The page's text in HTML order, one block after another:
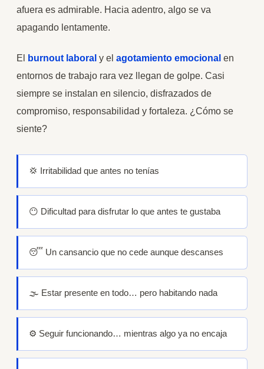
afuera es admirable. Hacia adentro, algo se va
apagando lentamente.
El burnout laboral y el agotamiento emocional en
entornos de trabajo rara vez llegan de golpe. Casi
siempre se instalan en silencio, disfrazados de
compromiso, responsabilidad y fortaleza. ¿Cómo se
siente?
💢 Irritabilidad que antes no tenías
😶 Dificultad para disfrutar lo que antes te gustaba
😴 Un cansancio que no cede aunque descanses
🌫️ Estar presente en todo… pero habitando nada
⚙️ Seguir funcionando… mientras algo ya no encaja